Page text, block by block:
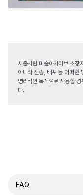
서울시립 미술아카이브 소장
아니라 전송, 배포 등 어떠한
영리적인 목적으로 사용할
다.
FAQ